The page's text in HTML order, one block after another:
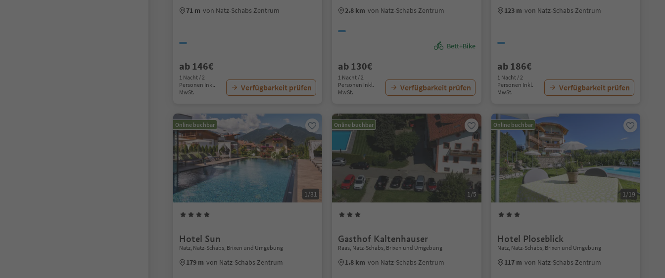
71 m von Natz-Schabs Zentrum
ab 146€
1 Nacht / 2
Personen Inkl.
MwSt.
Verfügbarkeit prüfen
2.8 km von Natz-Schabs Zentrum
Bett+Bike
ab 130€
1 Nacht / 2
Personen Inkl.
MwSt.
Verfügbarkeit prüfen
123 m von Natz-Schabs Zentrum
ab 186€
1 Nacht / 2
Personen Inkl.
MwSt.
Verfügbarkeit prüfen
Online buchbar
1/31
Hotel Sun
Natz, Natz-Schabs, Brixen und Umgebung
179 m von Natz-Schabs Zentrum
Online buchbar
1/5
Gasthof Kaltenhauser
Raas, Natz-Schabs, Brixen und Umgebung
1.8 km von Natz-Schabs Zentrum
Online buchbar
1/19
Hotel Ploseblick
Natz, Natz-Schabs, Brixen und Umgebung
117 m von Natz-Schabs Zentrum